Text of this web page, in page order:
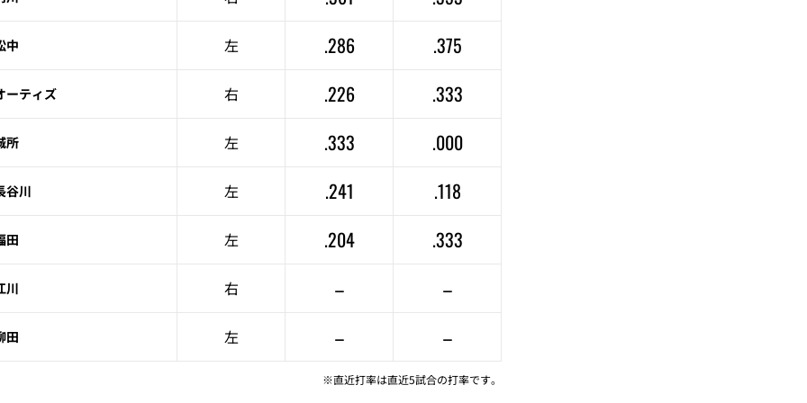
中 左 .286 .375
ーティズ 右 .226 .333
所 左 .333 .000
谷川 左 .241 .118
田 左 .204 .333
川 右 – –
田 左 – –
※直近打率は直近5試合の打率です。